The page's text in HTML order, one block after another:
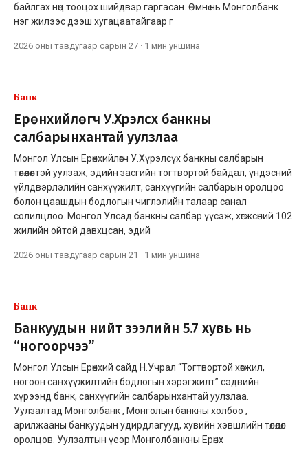
байлгах нөөц тооцох шийдвэр гаргасан. Өмнө нь Монголбанк
нэг жилээс дээш хугацаатайгаар г
2026 оны тавдугаар сарын 27 · 1 мин уншина
Банк
Ерөнхийлөгч У.Хүрэлсүх банкны
салбарынхантай уулзлаа
Монгол Улсын Ерөнхийлөгч У.Хүрэлсүх банкны салбарын
төлөөлөлтэй уулзаж, эдийн засгийн тогтвортой байдал, үндэсний
үйлдвэрлэлийн санхүүжилт, санхүүгийн салбарын оролцоо
болон цаашдын бодлогын чиглэлийн талаар санал
солилцлоо. Монгол Улсад банкны салбар үүсэж, хөгжсөний 102
жилийн ойтой давхцсан, эдий
2026 оны тавдугаар сарын 21 · 1 мин уншина
Банк
Банкуудын нийт зээлийн 5.7 хувь нь
“ногоорчээ”
Монгол Улсын Ерөнхий сайд Н.Учрал “Тогтвортой хөгжил,
ногоон санхүүжилтийн бодлогын хэрэгжилт” сэдвийн
хүрээнд банк, санхүүгийн салбарынхантай уулзлаа.
Уулзалтад Монголбанк , Монголын банкны холбоо ,
арилжааны банкуудын удирдлагууд, хувийн хэвшлийн төлөөлөл
оролцов. Уулзалтын үеэр Монголбанкны Ерөнх